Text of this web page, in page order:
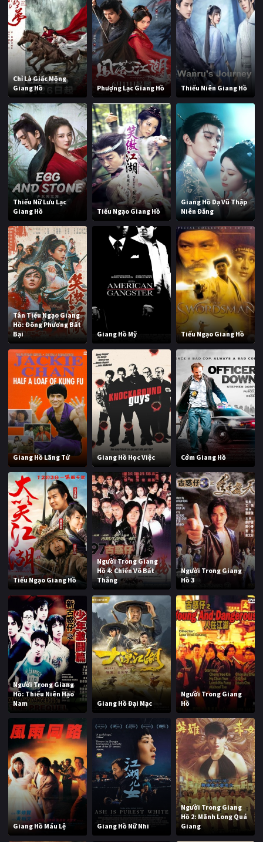
Chỉ Là Giấc Mộng
Giang Hồ
Phượng Lạc Giang Hồ Thiếu Niên Giang Hồ
Thiếu Nữ Lưu Lạc
Giang Hồ
Tiếu Ngạo Giang Hồ
Giang Hồ Dạ Vũ Thập
Niên Đăng
Tân Tiếu Ngạo Giang
Hồ: Đông Phương Bất
Bại
Giang Hồ Mỹ Tiếu Ngạo Giang Hồ
Giang Hồ Lãng Tử Giang Hồ Học Việc Cớm Giang Hồ
Tiếu Ngạo Giang Hồ
Người Trong Giang
Hồ 4: Chiến Vô Bất
Thắng
Người Trong Giang
Hồ 3
Người Trong Giang
Hồ: Thiếu Niên Hạo
Nam
Giang Hồ Đại Mạc
Người Trong Giang
Hồ
Giang Hồ Máu Lệ Giang Hồ Nữ Nhi
Người Trong Giang
Hồ 2: Mãnh Long Quá
Giang